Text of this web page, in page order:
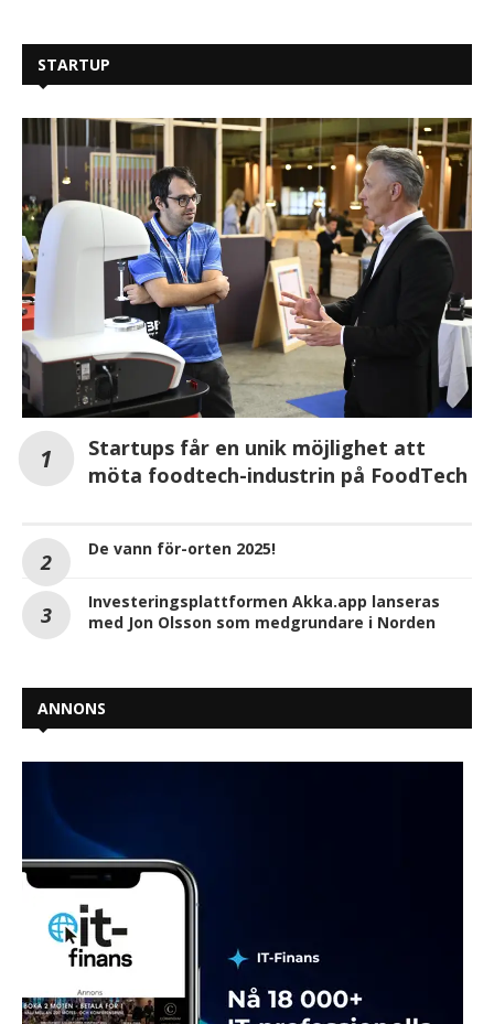
STARTUP
Startups får en unik möjlighet att
möta foodtech-industrin på FoodTech
De vann för-orten 2025!
Investeringsplattformen Akka.app lanseras
med Jon Olsson som medgrundare i Norden
ANNONS